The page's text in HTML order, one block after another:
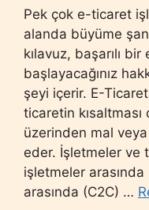
Pek çok e-ticaret
alanda büyüme
kılavuz, başarılı
başlayacağınız
şeyi içerir. E-
ticaretin
üzerinden mal veya
eder. İşletmeler ve
işletmeler
arasında (C2C) …